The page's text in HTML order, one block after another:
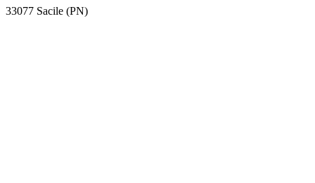
33077 Sacile (PN)